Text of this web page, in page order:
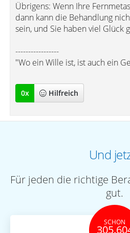
Übrigens: Wenn Ihre
dann kann die Behandlung
sein, und Sie haben viel Glück
-----------------
"Wo ein Wille ist, ist auch ein
0x Hilfreich
Und
Für jeden die richtige
gut.
SCHON